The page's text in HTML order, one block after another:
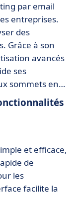
par email
entreprises.
des
Grâce à son
avancés
ses
sommets en
et efficace,
de
les
facilite la